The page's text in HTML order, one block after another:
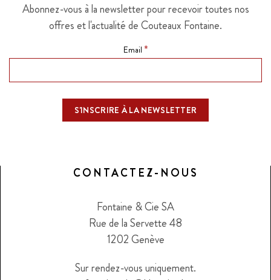
Abonnez-vous à la newsletter pour recevoir toutes nos
offres et l'actualité de Couteaux Fontaine.
Email *
CONTACTEZ-NOUS
Fontaine & Cie SA
Rue de la Servette 48
1202 Genève
Sur rendez-vous uniquement.